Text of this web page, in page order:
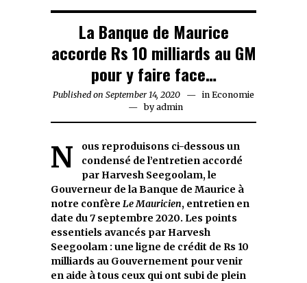
La Banque de Maurice
accorde Rs 10 milliards au GM
pour y faire face…
Published on September 14, 2020 September
14,
2020
in Economie
byadmin
Nous reproduisons ci-dessous un condensé de l’entretien accordé
par Harvesh Seegoolam, le
Gouverneur de la Banque de Maurice à
notre confère Le Mauricien, entretien en
date du 7 septembre 2020. Les points
essentiels avancés par Harvesh
Seegoolam : une ligne de crédit de Rs 10
milliards au Gouvernement pour venir
en aide àtous ceux qui ont subi de plein